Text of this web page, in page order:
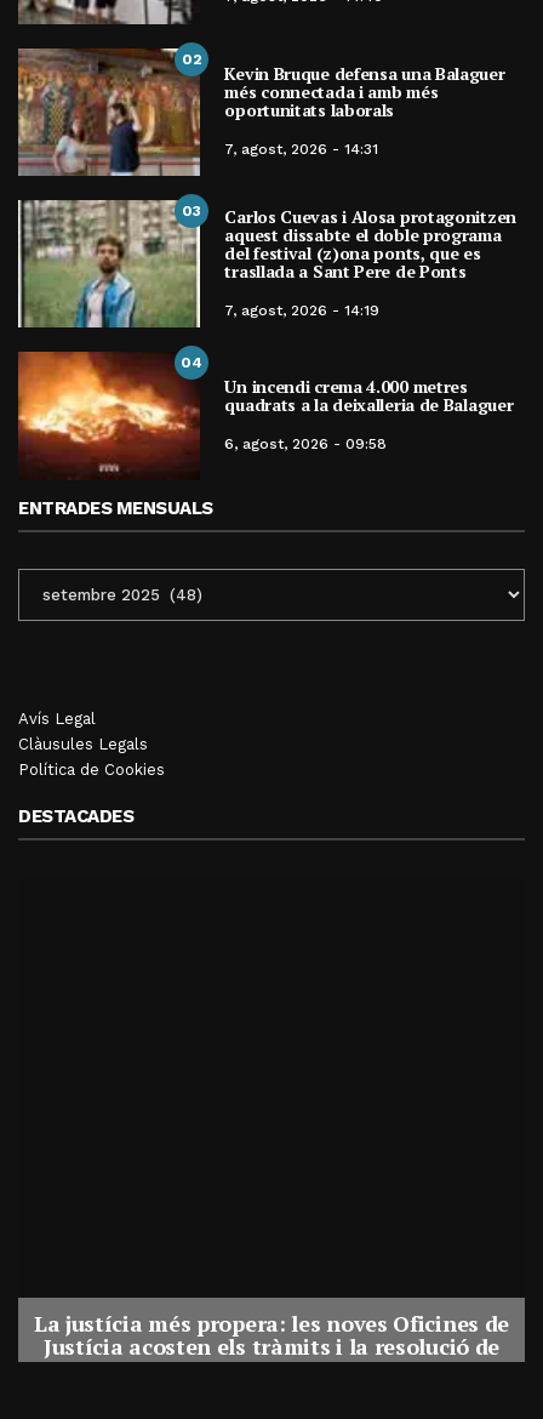
02
Kevin Bruque defensa una Balaguer
més connectada i amb més
oportunitats laborals
7, agost, 2026 - 14:31
03 Carlos Cuevas i Alosa protagonitzen
aquest dissabte el doble programa
del festival (z)ona ponts, que es
trasllada a Sant Pere de Ponts
7, agost, 2026 - 14:19
04
Un incendi crema 4.000 metres
quadrats a la deixalleria de Balaguer
6, agost, 2026 - 09:58
ENTRADES MENSUALS
MENSUALS
Avís Legal
Clàusules Legals
Política de Cookies
DESTACADES
La justícia més propera: les noves Oficines de
Justícia acosten els tràmits i la resolució de
conflictes als municipis de Catalunya